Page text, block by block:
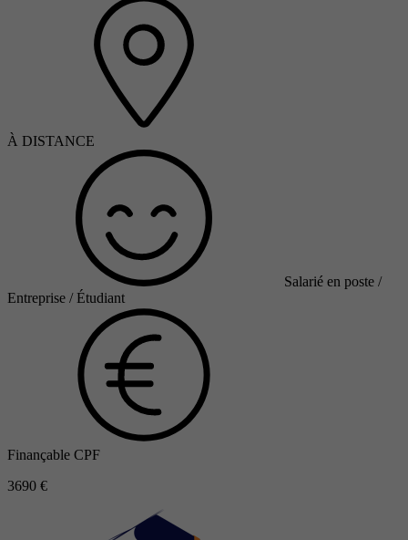
À DISTANCE
Salarié en poste /
Entreprise / Étudiant
Finançable CPF
3690 €